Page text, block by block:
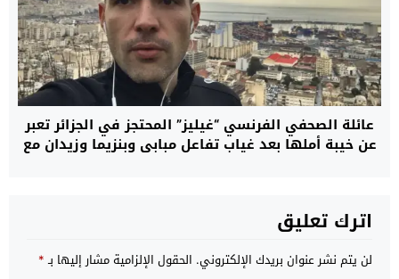
عائلة الصحفي الفرنسي “غيليز” المحتجز في الجزائر تعبر
عن خيبة أملها بعد غياب تفاعل مبابي وبنزيما وزيدان مع
اترك تعليق
لن يتم نشر عنوان بريدك الإلكتروني. الحقول الإلزامية مشار إليها بـ*